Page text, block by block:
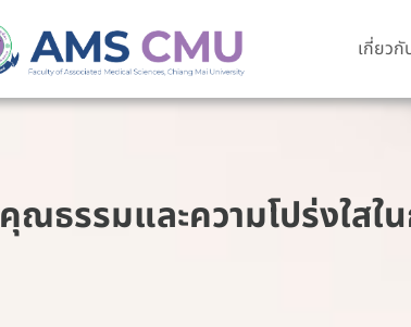
เกี่ยวกั
คุณธรรมและความโปร่งใสใ